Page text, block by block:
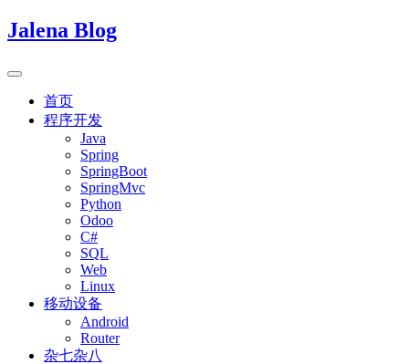
Jalena Blog
首页
程序开发
Java
Spring
SpringBoot
SpringMvc
Python
Odoo
C#
SQL
Web
Linux
移动设备
Android
Router
杂七杂八